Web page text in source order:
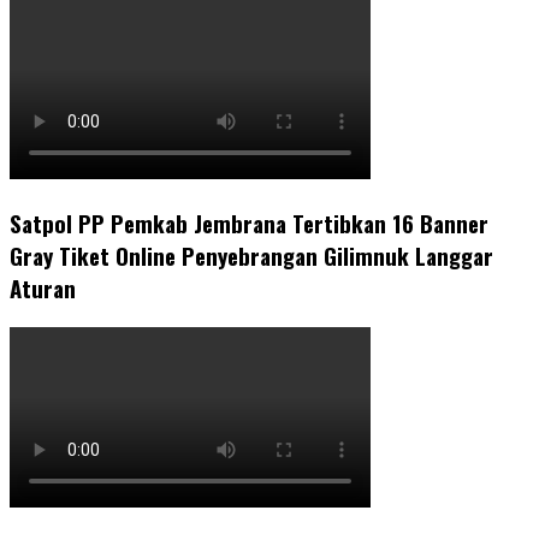
Satpol PP Pemkab Jembrana Tertibkan 16 Banner
Gray Tiket Online Penyebrangan Gilimnuk Langgar
Aturan